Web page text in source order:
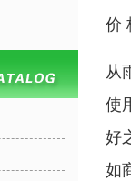
价
从
使
好
如